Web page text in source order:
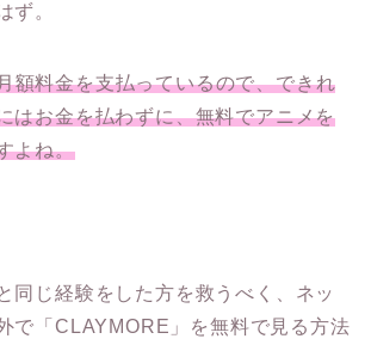
ず。
額料金を支払っているので、できれ
はお金を払わずに、無料でアニメを
よね。
同じ経験をした方を救うべく、ネッ
で「CLAYMORE」を無料で見る方法